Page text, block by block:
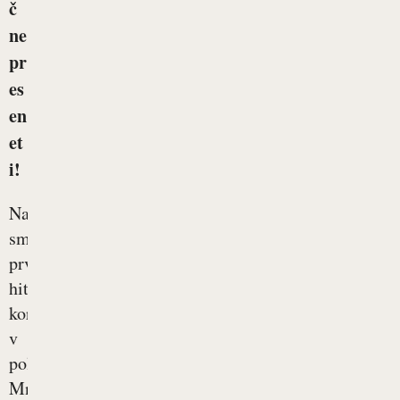
č
ne
pr
es
en
et
i!
Naredili
smo
prve
hitre
korake
v
poletje.
Mnoge